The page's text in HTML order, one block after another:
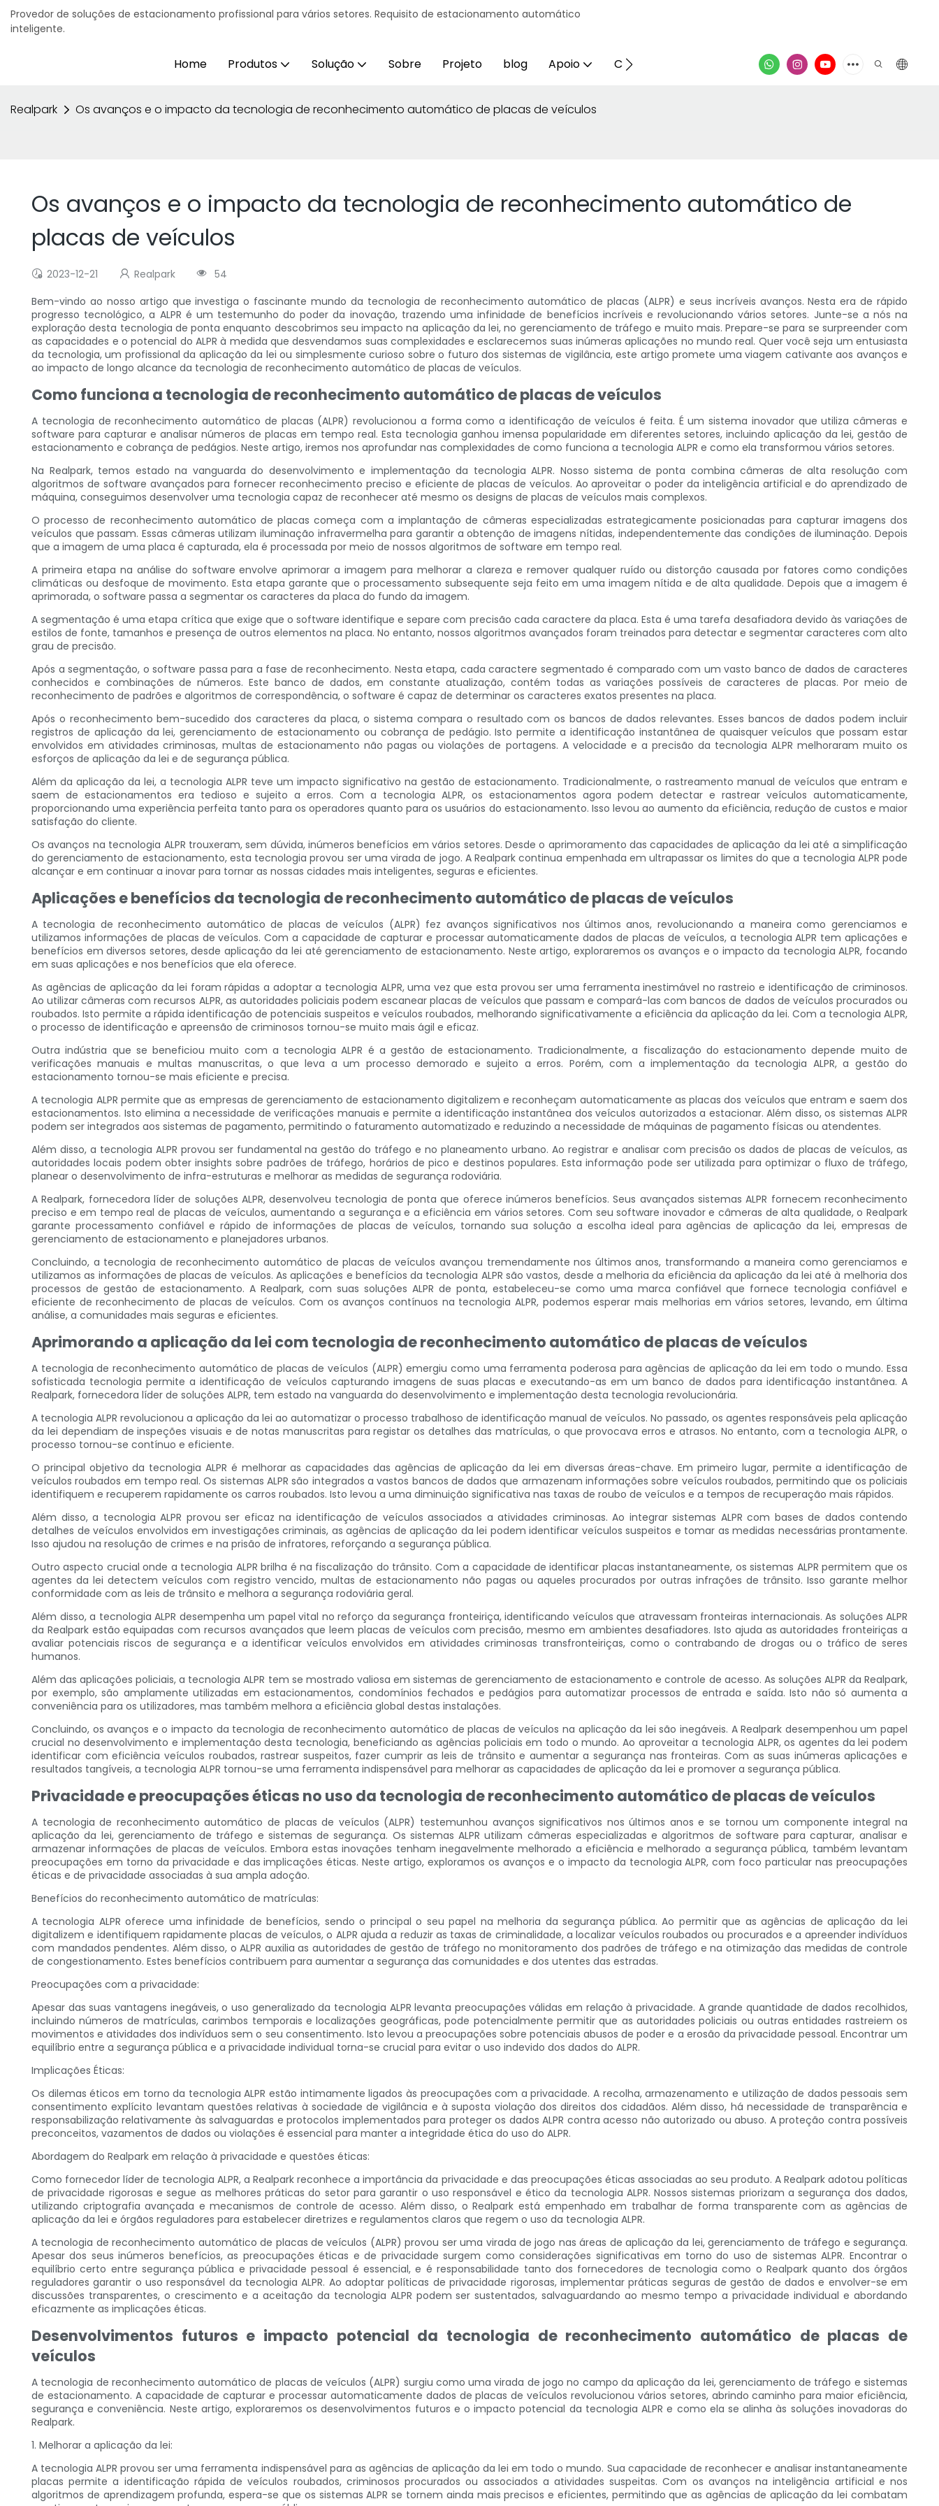
Provedor de soluções de estacionamento profissional para vários setores. Requisito de estacionamento automático
inteligente.
Home Produtos Solução Sobre Projeto blog Apoio Contato
Realpark Os avanços e o impacto da tecnologia de reconhecimento automático de placas de veículos
Os avanços e o impacto da tecnologia de reconhecimento automático de
placas de veículos
2023-12-21 Realpark
54
Bem-vindo ao nosso artigo que investiga o fascinante mundo da tecnologia de reconhecimento automático de placas (ALPR) e seus incríveis avanços. Nesta era de rápido
progresso tecnológico, a ALPR é um testemunho do poder da inovação, trazendo uma infinidade de benefícios incríveis e revolucionando vários setores. Junte-se a nós na
exploração desta tecnologia de ponta enquanto descobrimos seu impacto na aplicação da lei, no gerenciamento de tráfego e muito mais. Prepare-se para se surpreender com
as capacidades e o potencial do ALPR à medida que desvendamos suas complexidades e esclarecemos suas inúmeras aplicações no mundo real. Quer você seja um entusiasta
da tecnologia, um profissional da aplicação da lei ou simplesmente curioso sobre o futuro dos sistemas de vigilância, este artigo promete uma viagem cativante aos avanços e
ao impacto de longo alcance da tecnologia de reconhecimento automático de placas de veículos.
Como funciona a tecnologia de reconhecimento automático de placas de veículos
A tecnologia de reconhecimento automático de placas (ALPR) revolucionou a forma como a identificação de veículos é feita. É um sistema inovador que utiliza câmeras e
software para capturar e analisar números de placas em tempo real. Esta tecnologia ganhou imensa popularidade em diferentes setores, incluindo aplicação da lei, gestão de
estacionamento e cobrança de pedágios. Neste artigo, iremos nos aprofundar nas complexidades de como funciona a tecnologia ALPR e como ela transformou vários setores.
Na Realpark, temos estado na vanguarda do desenvolvimento e implementação da tecnologia ALPR. Nosso sistema de ponta combina câmeras de alta resolução com
algoritmos de software avançados para fornecer reconhecimento preciso e eficiente de placas de veículos. Ao aproveitar o poder da inteligência artificial e do aprendizado de
máquina, conseguimos desenvolver uma tecnologia capaz de reconhecer até mesmo os designs de placas de veículos mais complexos.
O processo de reconhecimento automático de placas começa com a implantação de câmeras especializadas estrategicamente posicionadas para capturar imagens dos
veículos que passam. Essas câmeras utilizam iluminação infravermelha para garantir a obtenção de imagens nítidas, independentemente das condições de iluminação. Depois
que a imagem de uma placa é capturada, ela é processada por meio de nossos algoritmos de software em tempo real.
A primeira etapa na análise do software envolve aprimorar a imagem para melhorar a clareza e remover qualquer ruído ou distorção causada por fatores como condições
climáticas ou desfoque de movimento. Esta etapa garante que o processamento subsequente seja feito em uma imagem nítida e de alta qualidade. Depois que a imagem é
aprimorada, o software passa a segmentar os caracteres da placa do fundo da imagem.
A segmentação é uma etapa crítica que exige que o software identifique e separe com precisão cada caractere da placa. Esta é uma tarefa desafiadora devido às variações de
estilos de fonte, tamanhos e presença de outros elementos na placa. No entanto, nossos algoritmos avançados foram treinados para detectar e segmentar caracteres com alto
grau de precisão.
Após a segmentação, o software passa para a fase de reconhecimento. Nesta etapa, cada caractere segmentado é comparado com um vasto banco de dados de caracteres
conhecidos e combinações de números. Este banco de dados, em constante atualização, contém todas as variações possíveis de caracteres de placas. Por meio de
reconhecimento de padrões e algoritmos de correspondência, o software é capaz de determinar os caracteres exatos presentes na placa.
Após o reconhecimento bem-sucedido dos caracteres da placa, o sistema compara o resultado com os bancos de dados relevantes. Esses bancos de dados podem incluir
registros de aplicação da lei, gerenciamento de estacionamento ou cobrança de pedágio. Isto permite a identificação instantânea de quaisquer veículos que possam estar
envolvidos em atividades criminosas, multas de estacionamento não pagas ou violações de portagens. A velocidade e a precisão da tecnologia ALPR melhoraram muito os
esforços de aplicação da lei e de segurança pública.
Além da aplicação da lei, a tecnologia ALPR teve um impacto significativo na gestão de estacionamento. Tradicionalmente, o rastreamento manual de veículos que entram e
saem de estacionamentos era tedioso e sujeito a erros. Com a tecnologia ALPR, os estacionamentos agora podem detectar e rastrear veículos automaticamente,
proporcionando uma experiência perfeita tanto para os operadores quanto para os usuários do estacionamento. Isso levou ao aumento da eficiência, redução de custos e maior
satisfação do cliente.
Os avanços na tecnologia ALPR trouxeram, sem dúvida, inúmeros benefícios em vários setores. Desde o aprimoramento das capacidades de aplicação da lei até a simplificação
do gerenciamento de estacionamento, esta tecnologia provou ser uma virada de jogo. A Realpark continua empenhada em ultrapassar os limites do que a tecnologia ALPR pode
alcançar e em continuar a inovar para tornar as nossas cidades mais inteligentes, seguras e eficientes.
Aplicações e benefícios da tecnologia de reconhecimento automático de placas de veículos
A tecnologia de reconhecimento automático de placas de veículos (ALPR) fez avanços significativos nos últimos anos, revolucionando a maneira como gerenciamos e
utilizamos informações de placas de veículos. Com a capacidade de capturar e processar automaticamente dados de placas de veículos, a tecnologia ALPR tem aplicações e
benefícios em diversos setores, desde aplicação da lei até gerenciamento de estacionamento. Neste artigo, exploraremos os avanços e o impacto da tecnologia ALPR, focando
em suas aplicações e nos benefícios que ela oferece.
As agências de aplicação da lei foram rápidas a adoptar a tecnologia ALPR, uma vez que esta provou ser uma ferramenta inestimável no rastreio e identificação de criminosos.
Ao utilizar câmeras com recursos ALPR, as autoridades policiais podem escanear placas de veículos que passam e compará-las com bancos de dados de veículos procurados ou
roubados. Isto permite a rápida identificação de potenciais suspeitos e veículos roubados, melhorando significativamente a eficiência da aplicação da lei. Com a tecnologia ALPR,
o processo de identificação e apreensão de criminosos tornou-se muito mais ágil e eficaz.
Outra indústria que se beneficiou muito com a tecnologia ALPR é a gestão de estacionamento. Tradicionalmente, a fiscalização do estacionamento depende muito de
verificações manuais e multas manuscritas, o que leva a um processo demorado e sujeito a erros. Porém, com a implementação da tecnologia ALPR, a gestão do
estacionamento tornou-se mais eficiente e precisa.
A tecnologia ALPR permite que as empresas de gerenciamento de estacionamento digitalizem e reconheçam automaticamente as placas dos veículos que entram e saem dos
estacionamentos. Isto elimina a necessidade de verificações manuais e permite a identificação instantânea dos veículos autorizados a estacionar. Além disso, os sistemas ALPR
podem ser integrados aos sistemas de pagamento, permitindo o faturamento automatizado e reduzindo a necessidade de máquinas de pagamento físicas ou atendentes.
Além disso, a tecnologia ALPR provou ser fundamental na gestão do tráfego e no planeamento urbano. Ao registrar e analisar com precisão os dados de placas de veículos, as
autoridades locais podem obter insights sobre padrões de tráfego, horários de pico e destinos populares. Esta informação pode ser utilizada para optimizar o fluxo de tráfego,
planear o desenvolvimento de infra-estruturas e melhorar as medidas de segurança rodoviária.
A Realpark, fornecedora líder de soluções ALPR, desenvolveu tecnologia de ponta que oferece inúmeros benefícios. Seus avançados sistemas ALPR fornecem reconhecimento
preciso e em tempo real de placas de veículos, aumentando a segurança e a eficiência em vários setores. Com seu software inovador e câmeras de alta qualidade, o Realpark
garante processamento confiável e rápido de informações de placas de veículos, tornando sua solução a escolha ideal para agências de aplicação da lei, empresas de
gerenciamento de estacionamento e planejadores urbanos.
Concluindo, a tecnologia de reconhecimento automático de placas de veículos avançou tremendamente nos últimos anos, transformando a maneira como gerenciamos e
utilizamos as informações de placas de veículos. As aplicações e benefícios da tecnologia ALPR são vastos, desde a melhoria da eficiência da aplicação da lei até à melhoria dos
processos de gestão de estacionamento. A Realpark, com suas soluções ALPR de ponta, estabeleceu-se como uma marca confiável que fornece tecnologia confiável e
eficiente de reconhecimento de placas de veículos. Com os avanços contínuos na tecnologia ALPR, podemos esperar mais melhorias em vários setores, levando, em última
análise, a comunidades mais seguras e eficientes.
Aprimorando a aplicação da lei com tecnologia de reconhecimento automático de placas de veículos
A tecnologia de reconhecimento automático de placas de veículos (ALPR) emergiu como uma ferramenta poderosa para agências de aplicação da lei em todo o mundo. Essa
sofisticada tecnologia permite a identificação de veículos capturando imagens de suas placas e executando-as em um banco de dados para identificação instantânea. A
Realpark, fornecedora líder de soluções ALPR, tem estado na vanguarda do desenvolvimento e implementação desta tecnologia revolucionária.
A tecnologia ALPR revolucionou a aplicação da lei ao automatizar o processo trabalhoso de identificação manual de veículos. No passado, os agentes responsáveis ​​pela aplicação
da lei dependiam de inspeções visuais e de notas manuscritas para registar os detalhes das matrículas, o que provocava erros e atrasos. No entanto, com a tecnologia ALPR, o
processo tornou-se contínuo e eficiente.
O principal objetivo da tecnologia ALPR é melhorar as capacidades das agências de aplicação da lei em diversas áreas-chave. Em primeiro lugar, permite a identificação de
veículos roubados em tempo real. Os sistemas ALPR são integrados a vastos bancos de dados que armazenam informações sobre veículos roubados, permitindo que os policiais
identifiquem e recuperem rapidamente os carros roubados. Isto levou a uma diminuição significativa nas taxas de roubo de veículos e a tempos de recuperação mais rápidos.
Além disso, a tecnologia ALPR provou ser eficaz na identificação de veículos associados a atividades criminosas. Ao integrar sistemas ALPR com bases de dados contendo
detalhes de veículos envolvidos em investigações criminais, as agências de aplicação da lei podem identificar veículos suspeitos e tomar as medidas necessárias prontamente.
Isso ajudou na resolução de crimes e na prisão de infratores, reforçando a segurança pública.
Outro aspecto crucial onde a tecnologia ALPR brilha é na fiscalização do trânsito. Com a capacidade de identificar placas instantaneamente, os sistemas ALPR permitem que os
agentes da lei detectem veículos com registro vencido, multas de estacionamento não pagas ou aqueles procurados por outras infrações de trânsito. Isso garante melhor
conformidade com as leis de trânsito e melhora a segurança rodoviária geral.
Além disso, a tecnologia ALPR desempenha um papel vital no reforço da segurança fronteiriça, identificando veículos que atravessam fronteiras internacionais. As soluções ALPR
da Realpark estão equipadas com recursos avançados que leem placas de veículos com precisão, mesmo em ambientes desafiadores. Isto ajuda as autoridades fronteiriças a
avaliar potenciais riscos de segurança e a identificar veículos envolvidos em atividades criminosas transfronteiriças, como o contrabando de drogas ou o tráfico de seres
humanos.
Além das aplicações policiais, a tecnologia ALPR tem se mostrado valiosa em sistemas de gerenciamento de estacionamento e controle de acesso. As soluções ALPR da Realpark,
por exemplo, são amplamente utilizadas em estacionamentos, condomínios fechados e pedágios para automatizar processos de entrada e saída. Isto não só aumenta a
conveniência para os utilizadores, mas também melhora a eficiência global destas instalações.
Concluindo, os avanços e o impacto da tecnologia de reconhecimento automático de placas de veículos na aplicação da lei são inegáveis. A Realpark desempenhou um papel
crucial no desenvolvimento e implementação desta tecnologia, beneficiando as agências policiais em todo o mundo. Ao aproveitar a tecnologia ALPR, os agentes da lei podem
identificar com eficiência veículos roubados, rastrear suspeitos, fazer cumprir as leis de trânsito e aumentar a segurança nas fronteiras. Com as suas inúmeras aplicações e
resultados tangíveis, a tecnologia ALPR tornou-se uma ferramenta indispensável para melhorar as capacidades de aplicação da lei e promover a segurança pública.
Privacidade e preocupações éticas no uso da tecnologia de reconhecimento automático de placas de veículos
A tecnologia de reconhecimento automático de placas de veículos (ALPR) testemunhou avanços significativos nos últimos anos e se tornou um componente integral na
aplicação da lei, gerenciamento de tráfego e sistemas de segurança. Os sistemas ALPR utilizam câmeras especializadas e algoritmos de software para capturar, analisar e
armazenar informações de placas de veículos. Embora estas inovações tenham inegavelmente melhorado a eficiência e melhorado a segurança pública, também levantam
preocupações em torno da privacidade e das implicações éticas. Neste artigo, exploramos os avanços e o impacto da tecnologia ALPR, com foco particular nas preocupações
éticas e de privacidade associadas à sua ampla adoção.
Benefícios do reconhecimento automático de matrículas:
A tecnologia ALPR oferece uma infinidade de benefícios, sendo o principal o seu papel na melhoria da segurança pública. Ao permitir que as agências de aplicação da lei
digitalizem e identifiquem rapidamente placas de veículos, o ALPR ajuda a reduzir as taxas de criminalidade, a localizar veículos roubados ou procurados e a apreender indivíduos
com mandados pendentes. Além disso, o ALPR auxilia as autoridades de gestão de tráfego no monitoramento dos padrões de tráfego e na otimização das medidas de controle
de congestionamento. Estes benefícios contribuem para aumentar a segurança das comunidades e dos utentes das estradas.
Preocupações com a privacidade:
Apesar das suas vantagens inegáveis, o uso generalizado da tecnologia ALPR levanta preocupações válidas em relação à privacidade. A grande quantidade de dados recolhidos,
incluindo números de matrículas, carimbos temporais e localizações geográficas, pode potencialmente permitir que as autoridades policiais ou outras entidades rastreiem os
movimentos e atividades dos indivíduos sem o seu consentimento. Isto levou a preocupações sobre potenciais abusos de poder e a erosão da privacidade pessoal. Encontrar um
equilíbrio entre a segurança pública e a privacidade individual torna-se crucial para evitar o uso indevido dos dados do ALPR.
Implicações Éticas:
Os dilemas éticos em torno da tecnologia ALPR estão intimamente ligados às preocupações com a privacidade. A recolha, armazenamento e utilização de dados pessoais sem
consentimento explícito levantam questões relativas à sociedade de vigilância e à suposta violação dos direitos dos cidadãos. Além disso, há necessidade de transparência e
responsabilização relativamente às salvaguardas e protocolos implementados para proteger os dados ALPR contra acesso não autorizado ou abuso. A proteção contra possíveis
preconceitos, vazamentos de dados ou violações é essencial para manter a integridade ética do uso do ALPR.
Abordagem do Realpark em relação à privacidade e questões éticas:
Como fornecedor líder de tecnologia ALPR, a Realpark reconhece a importância da privacidade e das preocupações éticas associadas ao seu produto. A Realpark adotou políticas
de privacidade rigorosas e segue as melhores práticas do setor para garantir o uso responsável e ético da tecnologia ALPR. Nossos sistemas priorizam a segurança dos dados,
utilizando criptografia avançada e mecanismos de controle de acesso. Além disso, o Realpark está empenhado em trabalhar de forma transparente com as agências de
aplicação da lei e órgãos reguladores para estabelecer diretrizes e regulamentos claros que regem o uso da tecnologia ALPR.
A tecnologia de reconhecimento automático de placas de veículos (ALPR) provou ser uma virada de jogo nas áreas de aplicação da lei, gerenciamento de tráfego e segurança.
Apesar dos seus inúmeros benefícios, as preocupações éticas e de privacidade surgem como considerações significativas em torno do uso de sistemas ALPR. Encontrar o
equilíbrio certo entre segurança pública e privacidade pessoal é essencial, e é responsabilidade tanto dos fornecedores de tecnologia como o Realpark quanto dos órgãos
reguladores garantir o uso responsável da tecnologia ALPR. Ao adoptar políticas de privacidade rigorosas, implementar práticas seguras de gestão de dados e envolver-se em
discussões transparentes, o crescimento e a aceitação da tecnologia ALPR podem ser sustentados, salvaguardando ao mesmo tempo a privacidade individual e abordando
eficazmente as implicações éticas.
Desenvolvimentos futuros e impacto potencial da tecnologia de reconhecimento automático de placas de
veículos
A tecnologia de reconhecimento automático de placas de veículos (ALPR) surgiu como uma virada de jogo no campo da aplicação da lei, gerenciamento de tráfego e sistemas
de estacionamento. A capacidade de capturar e processar automaticamente dados de placas de veículos revolucionou vários setores, abrindo caminho para maior eficiência,
segurança e conveniência. Neste artigo, exploraremos os desenvolvimentos futuros e o impacto potencial da tecnologia ALPR e como ela se alinha às soluções inovadoras do
Realpark.
1. Melhorar a aplicação da lei:
A tecnologia ALPR provou ser uma ferramenta indispensável para as agências de aplicação da lei em todo o mundo. Sua capacidade de reconhecer e analisar instantaneamente
placas permite a identificação rápida de veículos roubados, criminosos procurados ou associados a atividades suspeitas. Com os avanços na inteligência artificial e nos
algoritmos de aprendizagem profunda, espera-se que os sistemas ALPR se tornem ainda mais precisos e eficientes, permitindo que as agências de aplicação da lei combatam